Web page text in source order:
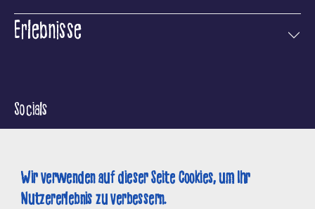
Suche
Erlebnisse
Socials
Kontakt
Wir verwenden auf dieser Seite Cookies, um Ihr
Nutzererlebnis zu verbessern.